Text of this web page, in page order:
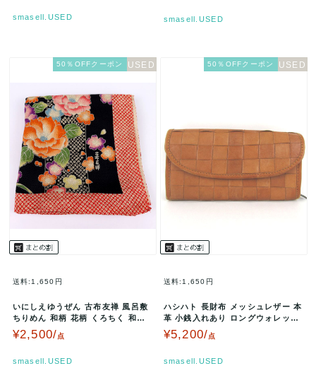
smasell.USED smasell.USED
50％OFFクーポン
送料:1,650円
いにしえゆうぜん 古布友禅 風呂敷
ちりめん 和柄 花柄 くろちく 和小
物 レディース ブラック K…
¥2,500/点
smasell.USED
50％OFFクーポン
送料:1,650円
ハシハト 長財布 メッシュレザー 本
革 小銭入れあり ロングウォレット
レディース メンズ ブラウン…
¥5,200/点
smasell.USED